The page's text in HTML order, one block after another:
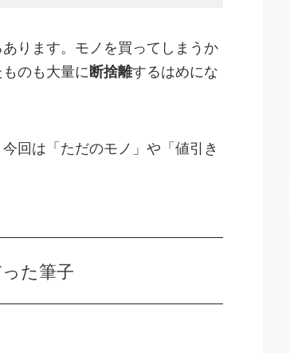
ります。モノを買ってしまうか
のも大量に断捨離するはめにな
回は「ただのモノ」や「値引き
た筆子